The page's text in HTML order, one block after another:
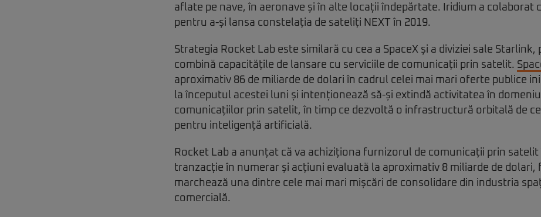
aflate pe nave, în aeronave și în alte locații îndepărtate. Iridium a colaborat
pentru a-și lansa constelația de sateliți NEXT în 2019.
Strategia Rocket Lab este similară cu cea a SpaceX și a diviziei sale Starlink,
combină capacitățile de lansare cu serviciile de comunicații prin satelit.
aproximativ 86 de miliarde de dolari în cadrul celei mai mari oferte publice
la începutul acestei luni și intenționează să-și extindă activitatea în
comunicațiilor prin satelit, în timp ce dezvoltă o infrastructură orbitală de
pentru inteligență artificială.
Rocket Lab a anunțat că va achiziționa furnizorul de comunicații prin
tranzacție în numerar și acțiuni evaluată la aproximativ 8 miliarde de dolari,
marchează una dintre cele mai mari mișcări de consolidare din industria
comercială.